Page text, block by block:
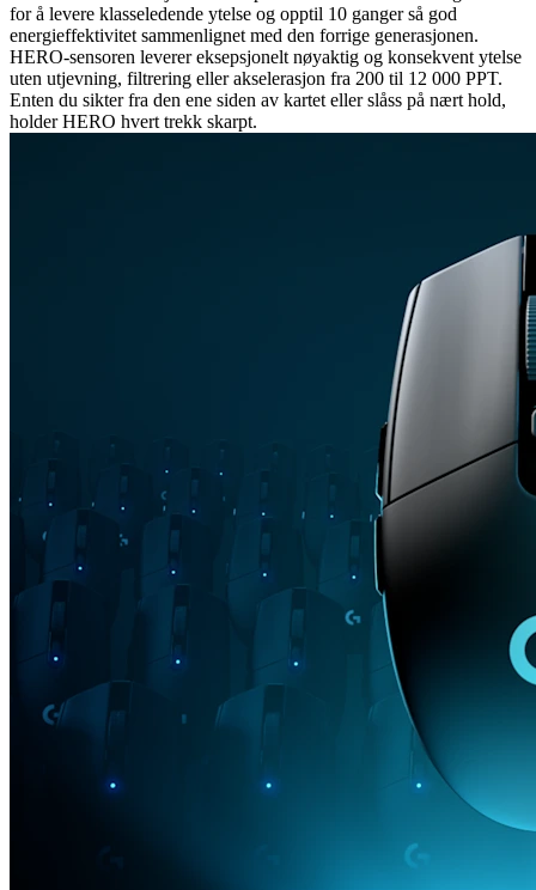
for å levere klasseledende ytelse og opptil 10 ganger så god
energieffektivitet sammenlignet med den forrige generasjonen.
HERO-sensoren leverer eksepsjonelt nøyaktig og konsekvent ytelse
uten utjevning, filtrering eller akselerasjon fra 200 til 12 000 PPT.
Enten du sikter fra den ene siden av kartet eller slåss på nært hold,
holder HERO hvert trekk skarpt.